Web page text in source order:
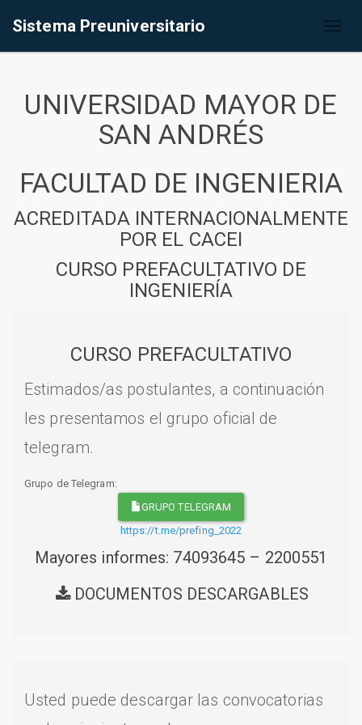
Sistema Preuniversitario
UNIVERSIDAD MAYOR DE
SAN ANDRÉS
FACULTAD DE INGENIERIA
ACREDITADA INTERNACIONALMENTE
POR EL CACEI
CURSO PREFACULTATIVO DE
INGENIERÍA
CURSO PREFACULTATIVO
Estimados/as postulantes, a continuación
les presentamos el grupo oficial de
telegram.
Grupo de Telegram:
GRUPO TELEGRAM
https://t.me/prefing_2022
Mayores informes: 74093645 – 2200551
DOCUMENTOS DESCARGABLES
Usted puede descargar las convocatorias